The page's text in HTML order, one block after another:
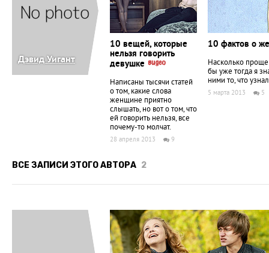
Дэвид Уигант
10 вещей, которые
нельзя говорить
девушке
Написаны тысячи статей
о том, какие слова
женщине приятно
слышать, но вот о том, что
ей говорить нельзя, все
почему-то молчат.
28 апреля 2013 9
10 фактов о
Насколько
бы уже тогда я
ними то, что
5 марта 2013 5
ВСЕ ЗАПИСИ ЭТОГО АВТОРА 2